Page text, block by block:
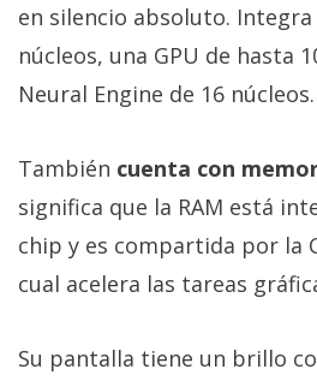
en silencio absoluto. Integra
núcleos, una GPU de hasta
Neural Engine de 16 núcleos.
También cuenta con
significa que la RAM está
chip y es compartida por la
cual acelera las tareas
Su pantalla tiene un brillo